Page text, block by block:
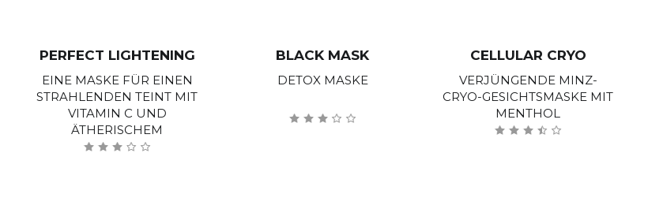
PERFECT LIGHTENING
EINE MASKE FÜR EINEN
STRAHLENDEN TEINT MIT
VITAMIN C UND
ÄTHERISCHEM
BLACK MASK
DETOX MASKE
CELLULAR CRYO
VERJÜNGENDE MINZ-
CRYO-GESICHTSMASKE MIT
MENTHOL